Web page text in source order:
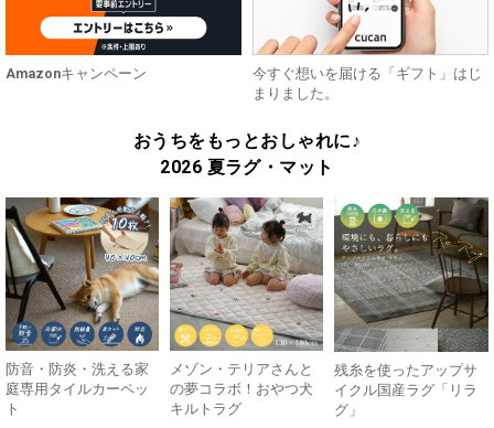
Amazonキャンペーン
今すぐ想いを届ける「ギフト」はじ
まりました。
おうちをもっとおしゃれに♪
2026 夏ラグ・マット
防音・防炎・洗える家
庭専用タイルカーペッ
ト
メゾン・テリアさんと
の夢コラボ！おやつ犬
キルトラグ
残糸を使ったアップサ
イクル国産ラグ「リラ
グ」